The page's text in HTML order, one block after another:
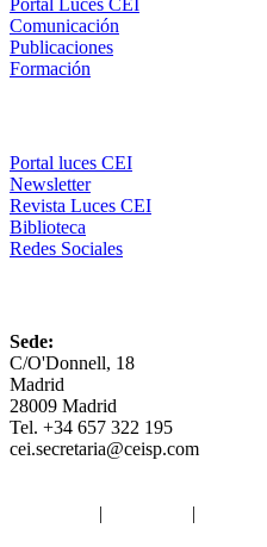
Portal Luces CEI
Comunicación
Publicaciones
Formación
Portal luces CEI
Newsletter
Revista Luces CEI
Biblioteca
Redes Sociales
Sede:
C/O'Donnell, 18
Madrid
28009 Madrid
Tel. +34 657 322 195
cei.secretaria@ceisp.com
| |